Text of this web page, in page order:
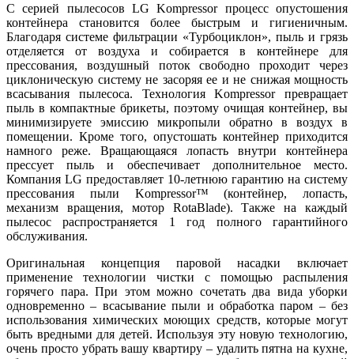
С серией пылесосов LG Kompressor процесс опустошения
контейнера становится более быстрым и гигиеничным.
Благодаря системе фильтрации «Турбоциклон», пыль и грязь
отделяется от воздуха и собирается в контейнере для
прессования, воздушный поток свободно проходит через
циклоническую систему не засоряя ее и не снижая мощность
всасывания пылесоса. Технология Kompressor превращает
пыль в компактные брикеты, поэтому очищая контейнер, вы
минимизируете эмиссию микропыли обратно в воздух в
помещении. Кроме того, опустошать контейнер приходится
намного реже. Вращающаяся лопасть внутри контейнера
прессует пыль и обеспечивает дополнительное место.
Компания LG предоставляет 10-летнюю гарантию на систему
прессования пыли Kompressor™ (контейнер, лопасть,
механизм вращения, мотор RotaBlade). Также на каждый
пылесос распространяется 1 год полного гарантийного
обслуживания.
Оригинальная концепция паровой насадки включает
применение технологии чистки с помощью распыления
горячего пара. При этом можно сочетать два вида уборки
одновременно – всасывание пыли и обработка паром – без
использования химических моющих средств, которые могут
быть вредными для детей. Используя эту новую технологию,
очень просто убрать вашу квартиру – удалить пятна на кухне,